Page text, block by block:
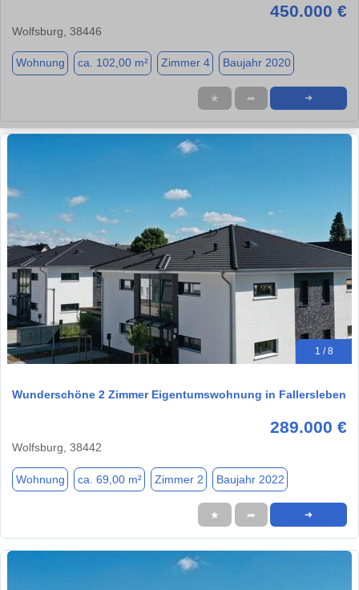
450.000 €
Wolfsburg, 38446
Wohnung ca. 102,00 m² Zimmer 4 Baujahr 2020
★ ➦ ➜
1 / 8
Wunderschöne 2 Zimmer Eigentumswohnung in Fallersleben
289.000 €
Wolfsburg, 38442
Wohnung ca. 69,00 m² Zimmer 2 Baujahr 2022
★ ➦ ➜